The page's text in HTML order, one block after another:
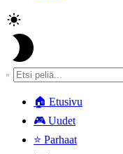
🏠 Etusivu
🎮 Uudet
⭐ Parhaat